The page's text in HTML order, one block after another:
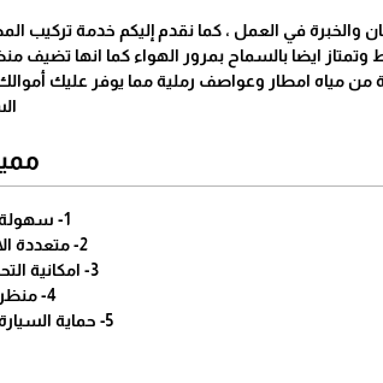
والخبرة في العمل ، كما نقدم إليكم خدمة تركيب
ايضا بالسماح بمرور الهواء كما انها تضيف
من مياه امطار وعواصف رملية مما يوفر عليك
1- سهولة تنظيف هذه المظلات بكل ارياحية وسلاسة.
2- متعددة الالوان والاشكال بما يناسب المكان الموجدة فيه.
3- امكانية التحكم في بعض المظلات عن طريق ريموت كهربائي.
4- منظر جمالي رائع للسيارة وللمكان الموجودة فيه.
5- حماية السيارة من اشعة الشمس ومن الغبار والعواصف الرملية.